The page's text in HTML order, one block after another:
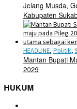
Jelang Musda,
Kabupaten
HEADLINE, Politik,
Mantan Bupati
2029
HUKUM